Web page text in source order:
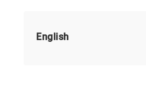
English